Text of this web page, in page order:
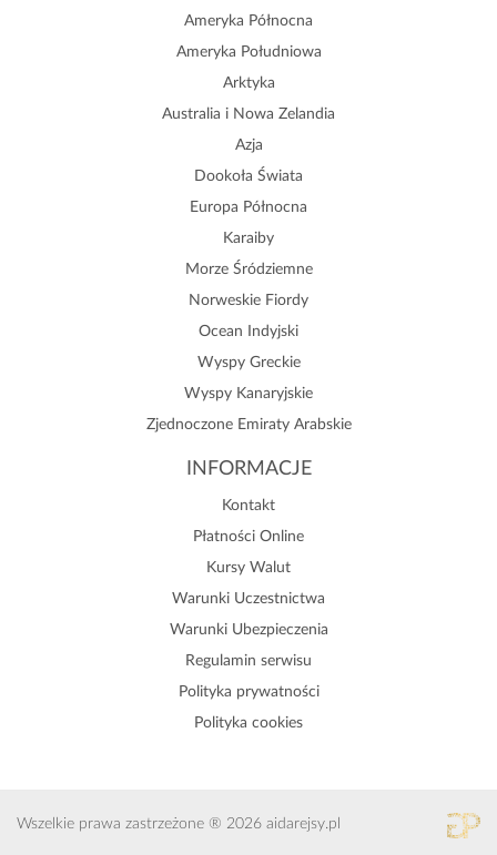
Ameryka Północna
Ameryka Południowa
Arktyka
Australia i Nowa Zelandia
Azja
Dookoła Świata
Europa Północna
Karaiby
Morze Śródziemne
Norweskie Fiordy
Ocean Indyjski
Wyspy Greckie
Wyspy Kanaryjskie
Zjednoczone Emiraty Arabskie
INFORMACJE
Kontakt
Płatności Online
Kursy Walut
Warunki Uczestnictwa
Warunki Ubezpieczenia
Regulamin serwisu
Polityka prywatności
Polityka cookies
Wszelkie prawa zastrzeżone ® 2026 aidarejsy.pl